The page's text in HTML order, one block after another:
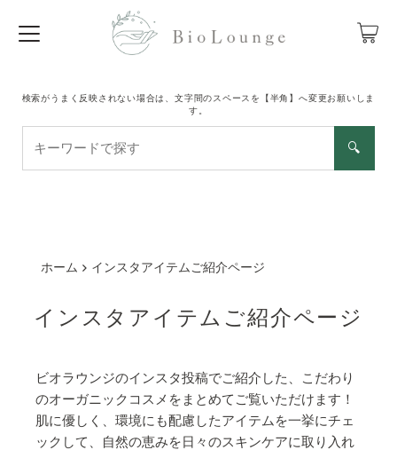
検索がうまく反映されない場合は、文字間のスペースを【半角】へ変更お願いしま
す。
🔍
ホーム インスタアイテムご紹介ページ
インスタアイテムご紹介ページ
ビオラウンジのインスタ投稿でご紹介した、こだわり
のオーガニックコスメをまとめてご覧いただけます！
肌に優しく、環境にも配慮したアイテムを一挙にチェ
ックして、自然の恵みを日々のスキンケアに取り入れ